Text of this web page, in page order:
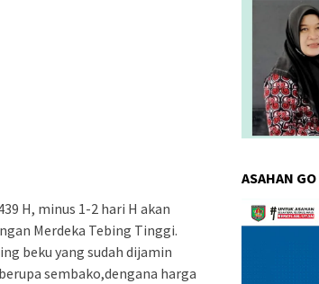
H, minus 1-2 hari H akan
Merdeka Tebing Tinggi.
beku yang sudah dijamin
sembako,dengana harga
ASAHAN
Pemutar
Video